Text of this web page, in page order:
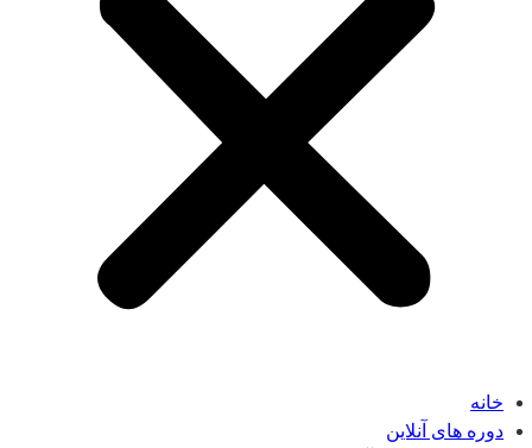
خانه
دوره های آنلاین